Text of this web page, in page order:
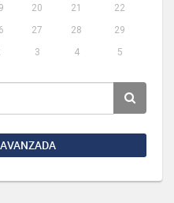
20 21
22
27 28
29
3 4 5